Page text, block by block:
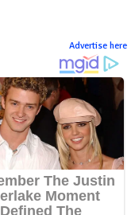
Advertise here